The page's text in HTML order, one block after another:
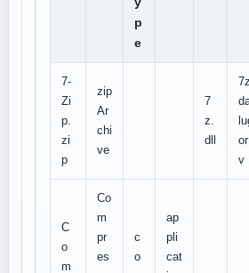
p
e
7-
Zi
p.
zi
p
zip
Ar
chi
ve
7
z.
dll
v
C
o
m
Co
m
pr
es
c
o
ap
pli
cat